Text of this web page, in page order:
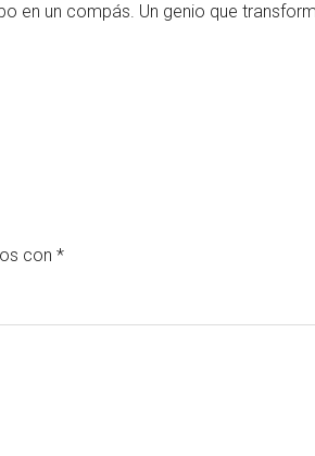
en un compás. Un genio que
con *